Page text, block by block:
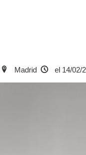
Madrid el 14/02/